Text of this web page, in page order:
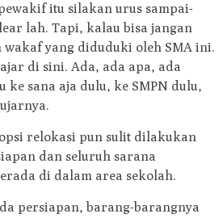
itu silakan urus sampai-
lah. Tapi, kalau bisa jangan
wakaf yang diduduki oleh SMA ini.
di sini. Ada, ada apa, ada
ke sana aja dulu, ke SMPN dulu,
relokasi pun sulit dilakukan
dan seluruh sarana
di dalam area sekolah.
persiapan, barang-barangnya